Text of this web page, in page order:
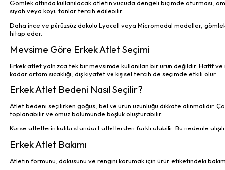
Gömlek altında kullanılacak atletin vücuda dengeli biçimde oturması,
siyah veya koyu tonlar tercih edilebilir.
Daha ince ve pürüzsüz dokulu Lyocell veya Micromodal modeller,
hitap eder.
Mevsime Göre Erkek Atlet Seçimi
Erkek atlet yalnızca tek bir mevsimde kullanılan bir ürün değildir. Hafif
kadar ortam sıcaklığı, dış kıyafet ve kişisel tercih de seçimde etkili olur.
Erkek Atlet Bedeni Nasıl Seçilir?
Atlet bedeni seçilirken göğüs, bel ve ürün uzunluğu dikkate alınmalıdır.
toplanabilir ve omuz bölümünde boşluk oluşturabilir.
Korse atletlerin kalıbı standart atletlerden farklı olabilir. Bu nedenle
Erkek Atlet Bakımı
Atletin formunu, dokusunu ve rengini korumak için ürün etiketindeki bakım